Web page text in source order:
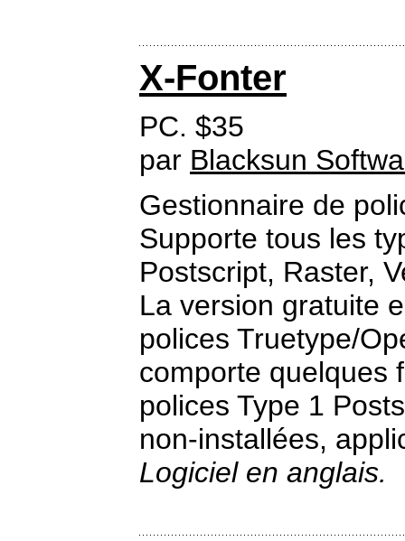
X-Fonter
PC. $35
par Blacksun
Gestionnaire de
Supporte tous les
Postscript, Raster,
La version gratuite
polices Truetype/
comporte quelques
polices Type 1
non-installées,
Logiciel en anglais.